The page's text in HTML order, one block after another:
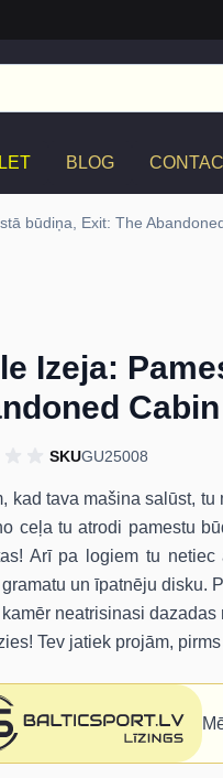
BLOG
būdiņa, Exit: The
Izeja:
SKUGU25008
kad tava mašina salūst,
ceļa tu atrodi pamestu
Arī pa logiem tu
un īpatnēju disku.
neatrisinasi
Tev jatiek projām,